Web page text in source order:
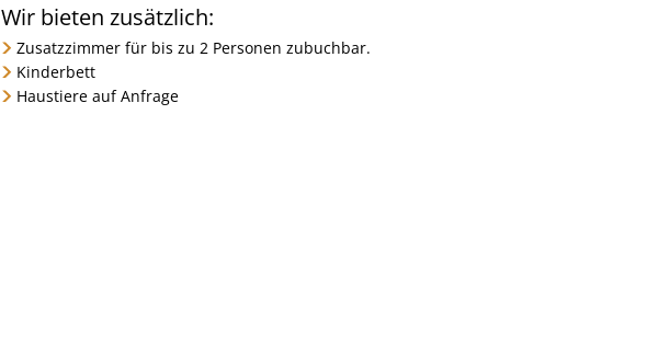
Wir bieten zusätzlich:
Zusatzzimmer für bis zu 2 Personen zubuchbar.
Kinderbett
Haustiere auf Anfrage